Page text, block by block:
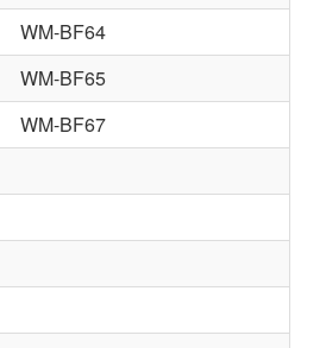
WM-BF64
WM-BF65
WM-BF67